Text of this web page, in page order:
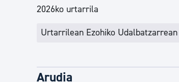
2026ko urtarrila
Urtarrilean Ezohiko
Arudia